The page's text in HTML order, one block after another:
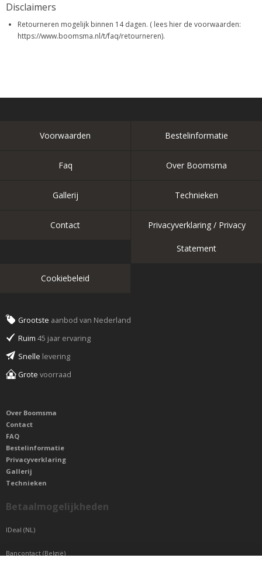
Disclaimers
Retourneren mogelijk binnen 14 dagen. ( lees hier de voorwaarden:
https://www.boomsma.nl/t/faq/retourneren).
Voorwaarden Bestelinformatie
Faq Over Boomsma
Gallerij Technieken
Contact Privacyverklaring / Privacy
Statement
Cookiebeleid
Grootste aanbod van Nederland
Ruim 45 jaar ervaring
Snelle levering
Grote voorraad
Over Boomsma
Contact
FAQ
Bestelinformatie
Privacyverklaring
Gallerij
Technieken
Betaalmogelijkheden
IDeal (NL)
Bancontact (België)